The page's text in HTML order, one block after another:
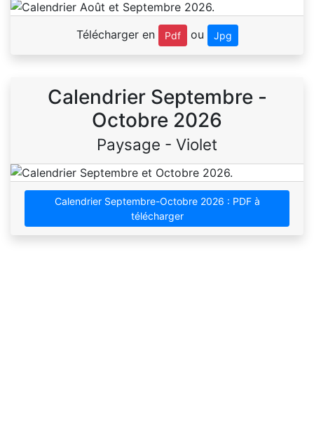
Télécharger en Pdf ou Jpg
Calendrier Septembre -
Octobre 2026
Paysage - Violet
Calendrier Septembre-Octobre 2026 : PDF à
télécharger